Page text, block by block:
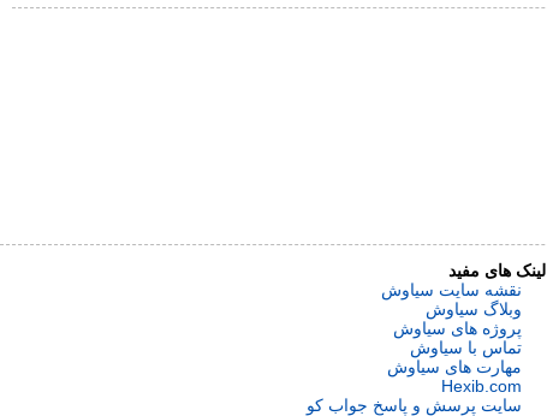
لینک های مفید
نقشه سایت سیاوش
وبلاگ سیاوش
پروژه های سیاوش
تماس با سیاوش
مهارت های سیاوش
Hexib.com
سایت پرسش و پاسخ جواب کو